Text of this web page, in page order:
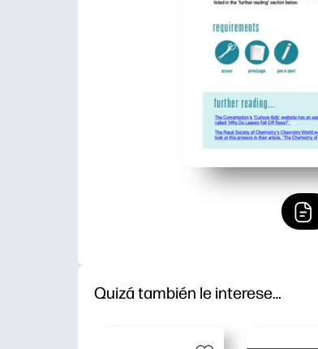
Quizá también le interese…